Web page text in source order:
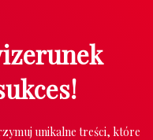
unikalne treści, które